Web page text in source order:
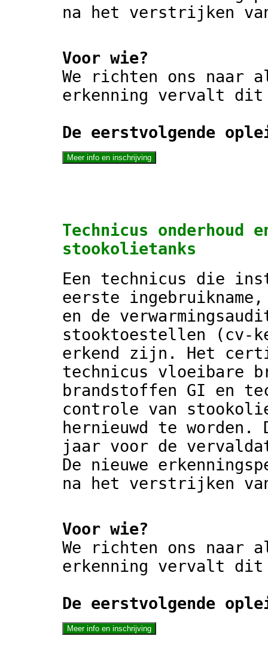
na het verstrijken
Voor wie?
We richten ons naar
erkenning vervalt dit
De eerstvolgende
Technicus onderhoud
stookolietanks
Een technicus die
eerste
en de
stooktoestellen (cv-
erkend zijn. Het
technicus vloeibare
brandstoffen GI en
controle van
hernieuwd te worden.
jaar voor de
De nieuwe
na het verstrijken
Voor wie?
We richten ons naar
erkenning vervalt dit
De eerstvolgende